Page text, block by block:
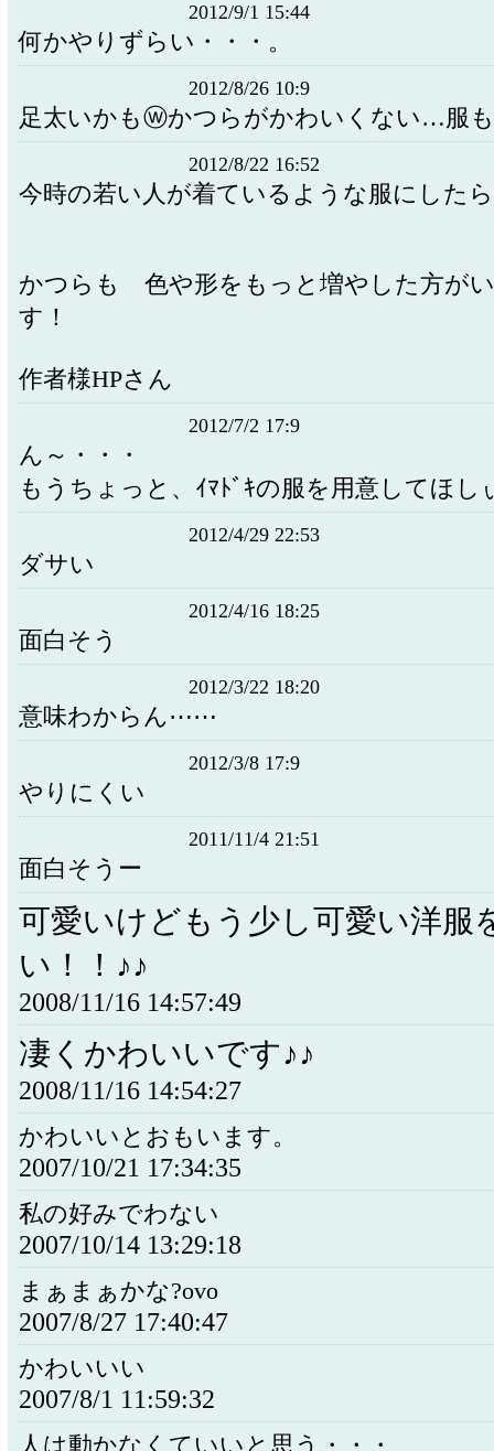
2012/9/1 15:44
何かやりずらい・・・。
2012/8/26 10:9
足太いかもⓦかつらがかわいくない…服
2012/8/22 16:52
今時の若い人が着ているような服にした
かつらも 色や形をもっと増やした方が
す！
作者様HPさん
2012/7/2 17:9
ん～・・・
もうちょっと、ｲﾏﾄﾞｷの服を用意してほし
2012/4/29 22:53
ダサい
2012/4/16 18:25
面白そう
2012/3/22 18:20
意味わからん⋯⋯
2012/3/8 17:9
やりにくい
2011/11/4 21:51
面白そうー
可愛いけどもう少し可愛い洋服
い！！♪♪
2008/11/16 14:57:49
凄くかわいいです♪♪
2008/11/16 14:54:27
かわいいとおもいます。
2007/10/21 17:34:35
私の好みでわない
2007/10/14 13:29:18
まぁまぁかな?ovo
2007/8/27 17:40:47
かわいいい
2007/8/1 11:59:32
人は動かなくていいと思う・・・